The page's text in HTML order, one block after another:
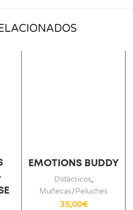
EMOTIONS BUDDY
Didácticos,
Muñecas/Peluches
35,00€